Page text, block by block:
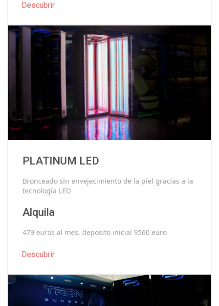
Descubrir
PLATINUM LED
Bronceado sin envejecimiento de la piel gracias a la
tecnología LED
Alquila
479 euros al mes, deposito inicial 9560 euro
Descubrir